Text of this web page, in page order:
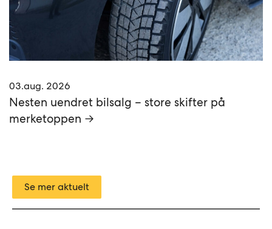
03.aug. 2026
Nesten uendret bilsalg – store skifter på
merketoppen →
Se mer aktuelt